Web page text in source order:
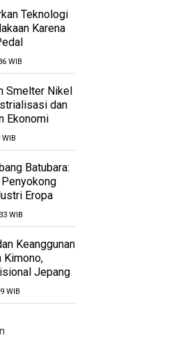
Teknologi
Karena
WIB
Smelter Nikel
dan
Ekonomi
Batubara:
Eropa
WIB
Keanggunan
Kimono,
Jepang
WIB